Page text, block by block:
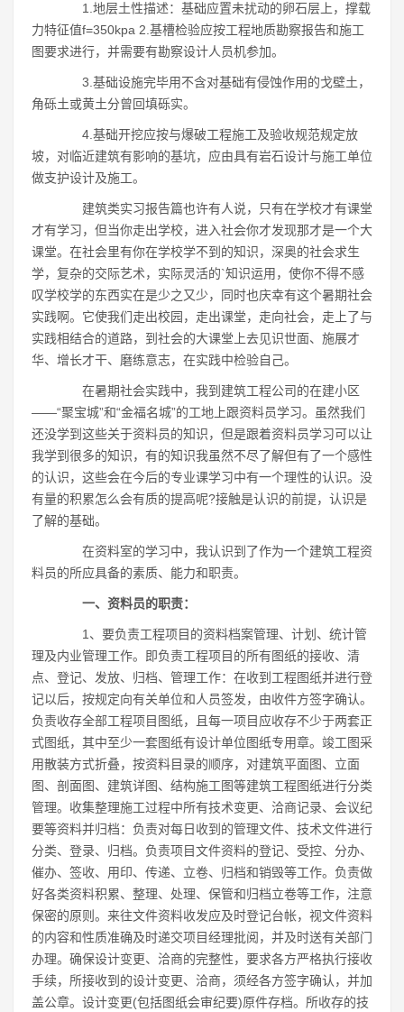
1.地层土性描述：基础应置未扰动的卵石层上，撑载
力特征值f=350kpa 2.基槽检验应按工程地质勘察报告和施工
图要求进行，并需要有勘察设计人员机参加。
3.基础设施完毕用不含对基础有侵蚀作用的戈壁土，
角砾土或黄土分曾回填砾实。
4.基础开挖应按与爆破工程施工及验收规范规定放
坡，对临近建筑有影响的基坑，应由具有岩石设计与施工单位
做支护设计及施工。
建筑类实习报告篇也许有人说，只有在学校才有课堂
才有学习，但当你走出学校，进入社会你才发现那才是一个大
课堂。在社会里有你在学校学不到的知识，深奥的社会求生
学，复杂的交际艺术，实际灵活的`知识运用，使你不得不感
叹学校学的东西实在是少之又少，同时也庆幸有这个暑期社会
实践啊。它使我们走出校园，走出课堂，走向社会，走上了与
实践相结合的道路，到社会的大课堂上去见识世面、施展才
华、增长才干、磨练意志，在实践中检验自己。
在暑期社会实践中，我到建筑工程公司的在建小区
――“聚宝城”和“金福名城”的工地上跟资料员学习。虽然我们
还没学到这些关于资料员的知识，但是跟着资料员学习可以让
我学到很多的知识，有的知识我虽然不尽了解但有了一个感性
的认识，这些会在今后的专业课学习中有一个理性的认识。没
有量的积累怎么会有质的提高呢?接触是认识的前提，认识是
了解的基础。
在资料室的学习中，我认识到了作为一个建筑工程资
料员的所应具备的素质、能力和职责。
一、资料员的职责：
1、要负责工程项目的资料档案管理、计划、统计管
理及内业管理工作。即负责工程项目的所有图纸的接收、清
点、登记、发放、归档、管理工作：在收到工程图纸并进行登
记以后，按规定向有关单位和人员签发，由收件方签字确认。
负责收存全部工程项目图纸，且每一项目应收存不少于两套正
式图纸，其中至少一套图纸有设计单位图纸专用章。竣工图采
用散装方式折叠，按资料目录的顺序，对建筑平面图、立面
图、剖面图、建筑详图、结构施工图等建筑工程图纸进行分类
管理。收集整理施工过程中所有技术变更、洽商记录、会议纪
要等资料并归档：负责对每日收到的管理文件、技术文件进行
分类、登录、归档。负责项目文件资料的登记、受控、分办、
催办、签收、用印、传递、立卷、归档和销毁等工作。负责做
好各类资料积累、整理、处理、保管和归档立卷等工作，注意
保密的原则。来往文件资料收发应及时登记台帐，视文件资料
的内容和性质准确及时递交项目经理批阅，并及时送有关部门
办理。确保设计变更、洽商的完整性，要求各方严格执行接收
手续，所接收到的设计变更、洽商，须经各方签字确认，并加
盖公章。设计变更(包括图纸会审纪要)原件存档。所收存的技